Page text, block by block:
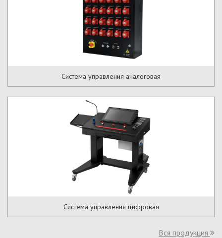
Система управления аналоговая
Система управления цифровая
Вся продукция